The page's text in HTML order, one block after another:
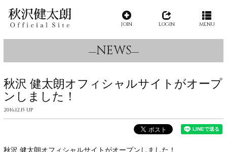
JOIN LOGIN MENU
NEWS
秋沢 健太朗オフィシャルサイトがオープ
ンしました！
2016.12.15 UP
秋沢 健太朗オフィシャルサイトがオープンしました！